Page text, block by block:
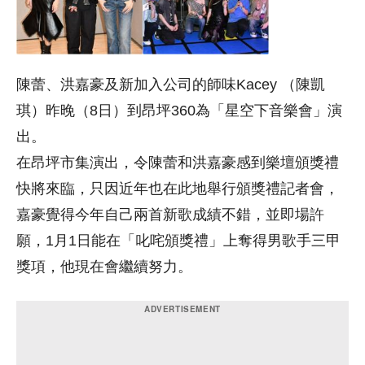
陳蕾、洪嘉豪及新加入公司的師味Kacey （陳凱
琪）昨晚（8日）到昂坪360為「星空下音樂會」演
出。
在昂坪市集演出，令陳蕾和洪嘉豪感到樂壇頒獎禮
快將來臨，只因近年也在此地舉行頒獎禮記者會，
嘉豪覺得今年自己兩首新歌成績不錯，並即場許
願，1月1日能在「叱咤頒獎禮」上奪得男歌手三甲
獎項，他現在會繼續努力。